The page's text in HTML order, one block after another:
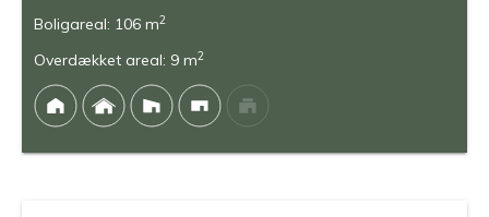
Boligareal: 106 m2
Overdækket areal: 9 m2